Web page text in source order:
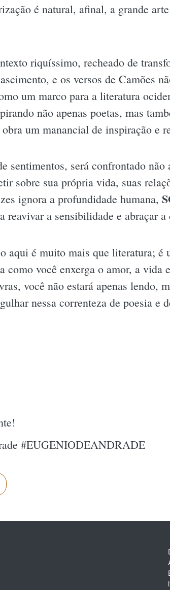
é natural, afinal, a grande
riquíssimo, recheado de
e os versos de Camões
um marco para a literatura
não apenas poetas, mas
um manancial de inspiração e
sentimentos, será confrontado
sobre sua própria vida, suas
ignora a profundidade humana,
a sensibilidade e abraçar a
aqui é muito mais que literatura; é
você enxerga o amor, a vida
você não estará apenas lendo,
nessa correnteza de poesia e
#EUGENIODEANDRADE